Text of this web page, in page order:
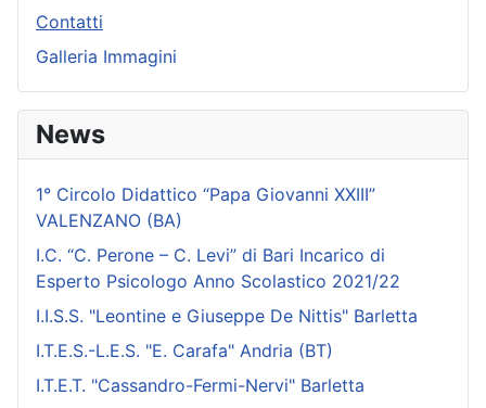
Contatti
Galleria Immagini
News
1° Circolo Didattico “Papa Giovanni XXIII”
VALENZANO (BA)
I.C. “C. Perone – C. Levi” di Bari Incarico di
Esperto Psicologo Anno Scolastico 2021/22
I.I.S.S. "Leontine e Giuseppe De Nittis" Barletta
I.T.E.S.-L.E.S. "E. Carafa" Andria (BT)
I.T.E.T. "Cassandro-Fermi-Nervi" Barletta